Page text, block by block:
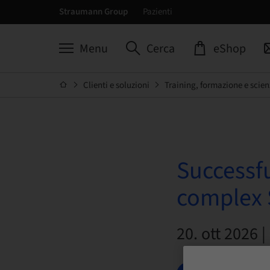
Straumann Group Pazienti
Menu Cerca eShop
Clienti e soluzioni Training, formazione e
complex
20. ott 2026